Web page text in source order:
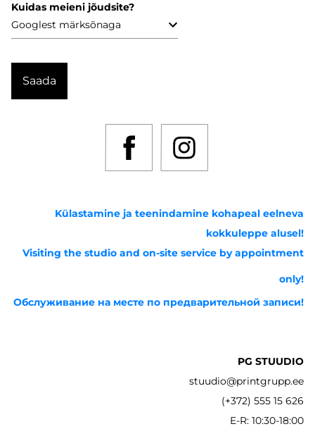
Kuidas meieni jõudsite?
Külastamine ja teenindamine kohapeal eelneva
kokkuleppe alusel!
Visiting the studio and on-site service by appointment
only!
Обслуживание на месте по предварительной записи!
PG STUUDIO
stuudio@printgrupp.ee
(+372) 555 15 626
E-R: 10:30-18:00